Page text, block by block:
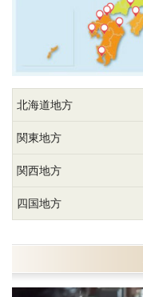
北海道地方
関東地方
関西地方
四国地方